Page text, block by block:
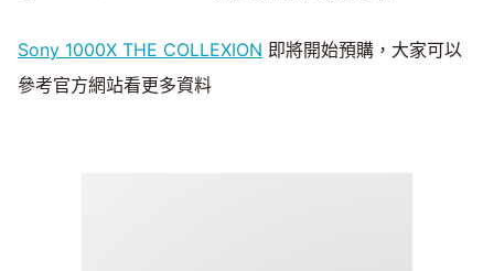
Sony 1000X THE COLLEXION 即將開始預購，大家可以
參考官方網站看更多資料